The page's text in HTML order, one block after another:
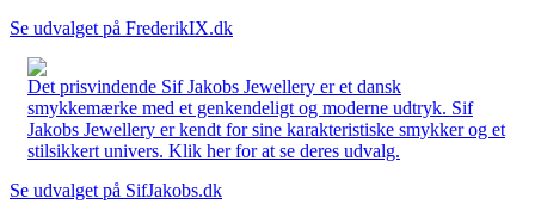
Se udvalget på FrederikIX.dk
Det prisvindende Sif Jakobs Jewellery er et dansk
smykkemærke med et genkendeligt og moderne udtryk. Sif
Jakobs Jewellery er kendt for sine karakteristiske smykker og et
stilsikkert univers. Klik her for at se deres udvalg.
Se udvalget på SifJakobs.dk